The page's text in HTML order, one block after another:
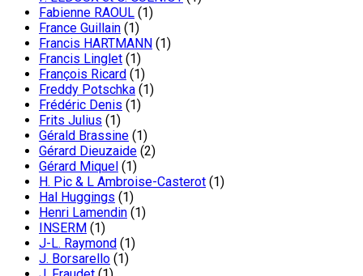
Fabienne RAOUL (1)
France Guillain (1)
Francis HARTMANN (1)
Francis Linglet (1)
François Ricard (1)
Freddy Potschka (1)
Frédéric Denis (1)
Frits Julius (1)
Gérald Brassine (1)
Gérard Dieuzaide (2)
Gérard Miquel (1)
H. Pic & L Ambroise-Casterot (1)
Hal Huggings (1)
Henri Lamendin (1)
INSERM (1)
J-L. Raymond (1)
J. Borsarello (1)